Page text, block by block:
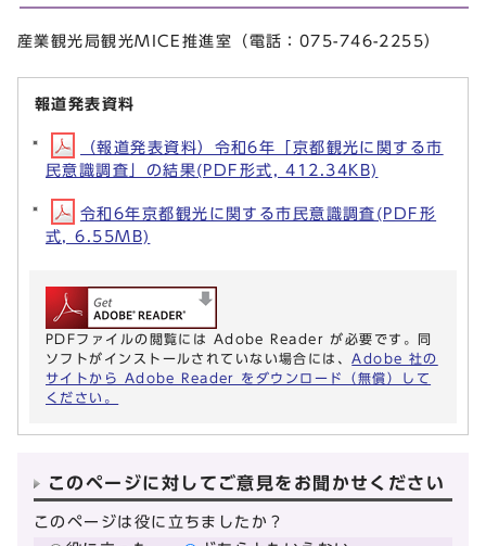
産業観光局観光MICE推進室（電話：075-746-2255）
報道発表資料
（報道発表資料）令和6年「京都観光に関する市
民意識調査」の結果(PDF形式, 412.34KB)
令和6年京都観光に関する市民意識調査(PDF形
式, 6.55MB)
PDFファイルの閲覧には Adobe Reader が必要です。同
ソフトがインストールされていない場合には、 Adobe 社の
サイトから Adobe Reader をダウンロード（無償）して
ください。
このページに対してご意見をお聞かせください
このページは役に立ちましたか？